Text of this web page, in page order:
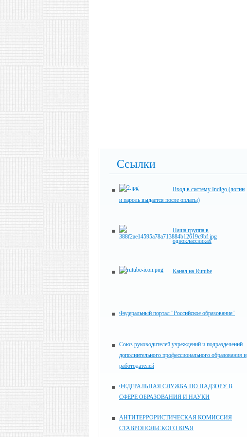
Ссылки
Вход в систему Indigo (логин
и пароль выдается после оплаты)
Наша группа в
одноклассниках
Канал на Rutube
Федеральный портал "Российское образование"
Союз руководителей учреждений и подразделений
дополнительного профессионального образования и
работодателей
ФЕДЕРАЛЬНАЯ СЛУЖБА ПО НАДЗОРУ В
СФЕРЕ ОБРАЗОВАНИЯ И НАУКИ
АНТИТЕРРОРИСТИЧЕСКАЯ КОМИССИЯ
СТАВРОПОЛЬСКОГО КРАЯ